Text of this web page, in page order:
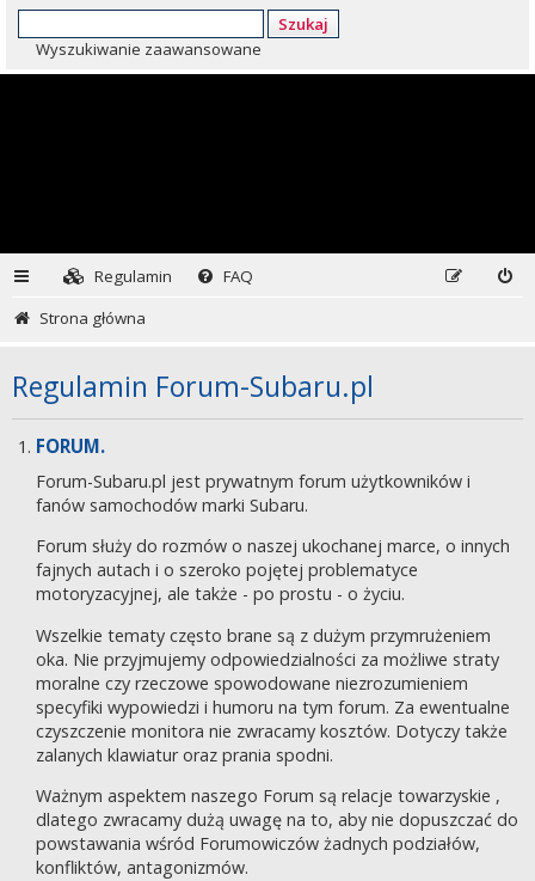
Szukaj
Wyszukiwanie zaawansowane
Regulamin
FAQ
Strona główna
Regulamin Forum-Subaru.pl
FORUM.
Forum-Subaru.pl jest prywatnym forum użytkowników i
fanów samochodów marki Subaru.
Forum służy do rozmów o naszej ukochanej marce, o innych
fajnych autach i o szeroko pojętej problematyce
motoryzacyjnej, ale także - po prostu - o życiu.
Wszelkie tematy często brane są z dużym przymrużeniem
oka. Nie przyjmujemy odpowiedzialności za możliwe straty
moralne czy rzeczowe spowodowane niezrozumieniem
specyfiki wypowiedzi i humoru na tym forum. Za ewentualne
czyszczenie monitora nie zwracamy kosztów. Dotyczy także
zalanych klawiatur oraz prania spodni.
Ważnym aspektem naszego Forum są relacje towarzyskie ,
dlatego zwracamy dużą uwagę na to, aby nie dopuszczać do
powstawania wśród Forumowiczów żadnych podziałów,
konfliktów, antagonizmów.